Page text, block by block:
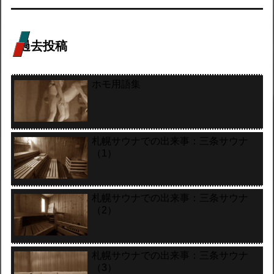
過去投稿
ホモ用語集
札幌サウナでの出来事：三条サウナ
（1）
札幌サウナでの出来事：三条サウナ
（2）
札幌サウナでの出来事：三条サウナ
（3）